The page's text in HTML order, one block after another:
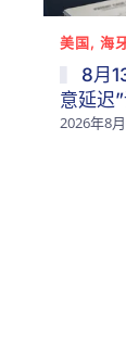
美国, 海
8月
意延迟
2026年8